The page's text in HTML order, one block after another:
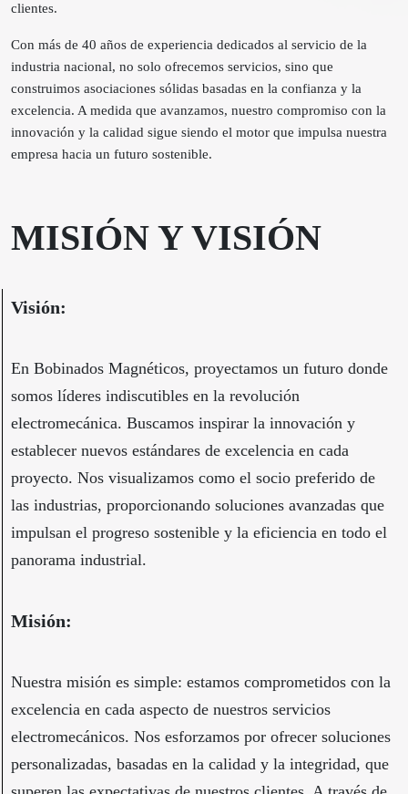
clientes.
Con más de 40 años de experiencia dedicados al servicio de la
industria nacional, no solo ofrecemos servicios, sino que
construimos asociaciones sólidas basadas en la confianza y la
excelencia. A medida que avanzamos, nuestro compromiso con la
innovación y la calidad sigue siendo el motor que impulsa nuestra
empresa hacia un futuro sostenible.
MISIÓN Y VISIÓN
Visión:
En Bobinados Magnéticos, proyectamos un futuro donde
somos líderes indiscutibles en la revolución
electromecánica. Buscamos inspirar la innovación y
establecer nuevos estándares de excelencia en cada
proyecto. Nos visualizamos como el socio preferido de
las industrias, proporcionando soluciones avanzadas que
impulsan el progreso sostenible y la eficiencia en todo el
panorama industrial.
Misión:
Nuestra misión es simple: estamos comprometidos con la
excelencia en cada aspecto de nuestros servicios
electromecánicos. Nos esforzamos por ofrecer soluciones
personalizadas, basadas en la calidad y la integridad, que